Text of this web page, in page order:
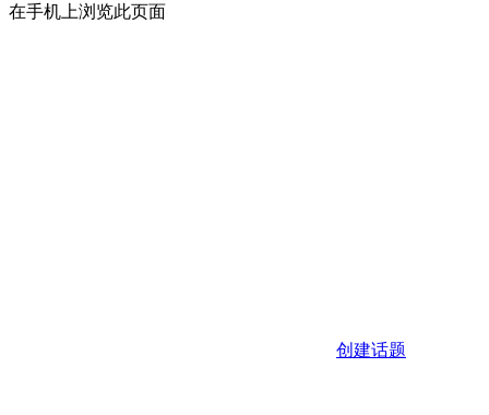
在手机上浏览此页面
创建话题